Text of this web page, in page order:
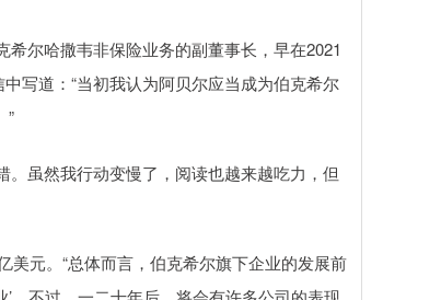
尔哈撒韦非保险业务的副董事长，早在2021
写道：“当初我认为阿贝尔应当成为伯克希尔
”
虽然我行动变慢了，阅读也越来越吃力，但
元。“总体而言，伯克希尔旗下企业的发展前